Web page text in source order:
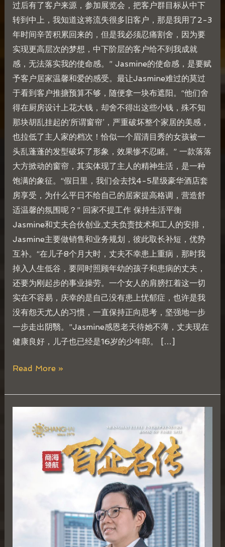
过后有了客户来源，参加展览会，把客户群目标从中下
转到中上，我知道这将流失很多旧客户，那是我用了2-3
年时间辛苦积累回来的，但是我必须忍痛割舍，因为要
实现更高层次的梦想，中下阶层的客户给不到我成就
感，无法落实我的使命感。” Jasmine的使命感，是要赋
予客户居家温馨和爱的感受。最让Jasmine难过的莫过
于看到客户推搪预算不够，随便拿一块布遮阳。“他们舍
得在厨房设计上花大钱，却舍不得出这些小钱，殊不知
那块胡乱挂起的‘所谓窗帘’，严重破坏整个家居的美感，
也拉低了主人家的档次！恰似一个眉清目秀的女孩被一
头乱蓬蓬的发型破坏了形象，效果惨不忍睹。” 一款落落
大方掀动的窗帘，其实体现了主人的精神生活，是一种
饱满的象征。“假日里，我们会去找4-5星级豪华酒店套
房享受，为什么平日不给自己的居家提高格调，营造舒
适温馨的氛围呢？” 回家不提工作 保持生活平衡
Jasmine和丈夫合伙创业,丈夫负责技术和工人的安排，
Jasmine主要做销售和业务规划，彼此取长补短，优势
互补。“在儿子8个月大时，丈夫不幸患上重病，那时我
掉入人生低谷，要同时照顾年幼的孩子和患病的丈夫，
还要为刚起步的事业操劳。一个女人的肩膀扛着这一切
实在不容易，庆幸的是自己没有患上忧郁症，也许是我
没有怨天尤人的习惯，一直保持正向思考，坚强地一步
一步走出阴翳。”Jasmine感恩老天待她不薄，丈夫现在
健康良好，儿子也已经是16岁的少年郎。 […]
Read More »
Florence